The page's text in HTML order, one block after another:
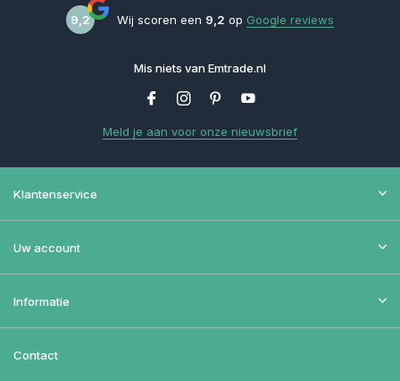
9,2 Wij scoren een 9,2 op Google reviews
Mis niets van Emtrade.nl
Meld je aan voor onze nieuwsbrief
Klantenservice
Uw account
Informatie
Contact